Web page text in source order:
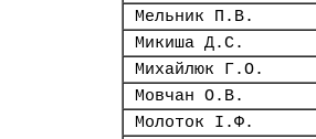
Мельник П.В.
Микиша Д.С.
Михайлюк Г.О.
Мовчан О.В.
Молоток І.Ф.